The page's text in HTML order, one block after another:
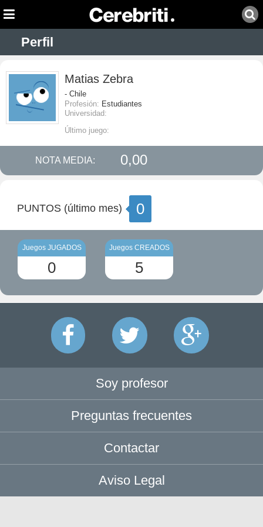
Perfil
Matias Zebra
- Chile
Profesión: Estudiantes
Universidad:
Último juego:
NOTA MEDIA: 0,00
PUNTOS (último mes) 0
Juegos JUGADOS
0
Juegos CREADOS
5
Soy profesor
Preguntas frecuentes
Contactar
Aviso Legal